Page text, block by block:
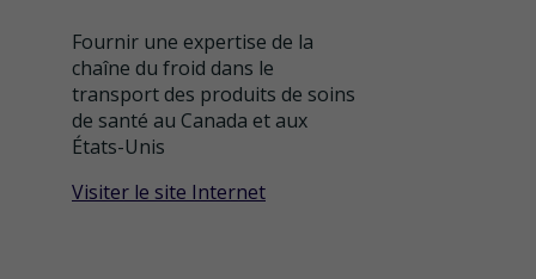
Fournir une expertise de la
chaîne du froid dans le
transport des produits de soins
de santé au Canada et aux
États-Unis
Visiter le site Internet